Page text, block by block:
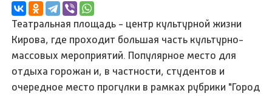
Театральная площадь - центр культурной жизни
Кирова, где проходит большая часть культурно-
массовых мероприятий. Популярное место для
отдыха горожан и, в частности, студентов и
очередное место прогулки в рамках рубрики "Город